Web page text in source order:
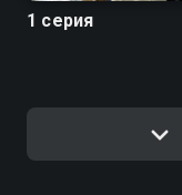
1 серия